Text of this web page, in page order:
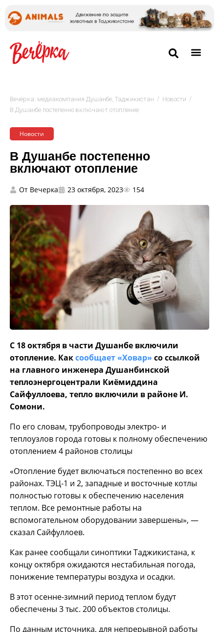
Вечёрка: медиакомпания Душанбе, Таджикистан / Новости /
В Душанбе постепенно включают отопление
Новости
В Душанбе постепенно
включают отопление
От Вечерка 23 октября, 2023 154
С 18 октября в части Душанбе включили
отопление. Каксообщает «Ховар» со ссылкой
на главного инженера Душанбинской
теплоэнергоцентрали Киёмиддина
Сайфуллоева, тепло включили в районе И.
Сомони.
По его словам, трубопроводы электро- и
теплоузлов города готовы к полному обеспечению
отоплением 4 районов столицы
«Отопление будет включаться постепенно во всех
районах. ТЭЦ-1 и 2, западные и восточные котлы
полностью готовы к обеспечению населения
теплом. Все ремонтные работы на
вспомогательном оборудовании завершены», —
сказал Сайфуллоев.
Как ранее сообщали синоптики Таджикистана, к
концу октября ожидаются нестабильная погода,
понижение температуры воздуха и осадки.
В этот осенне-зимний период теплом будут
обеспечены 3 тыс. 200 объектов столицы.
По данным источника, для непрерывной работы